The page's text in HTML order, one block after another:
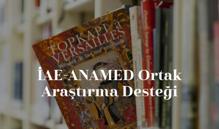
İAE-ANAMED Ortak
Araştırma Desteği